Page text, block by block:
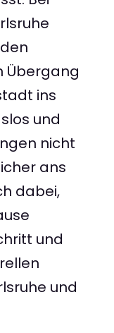
Übergang
ins
und
nicht
ans
dabei,
und
und